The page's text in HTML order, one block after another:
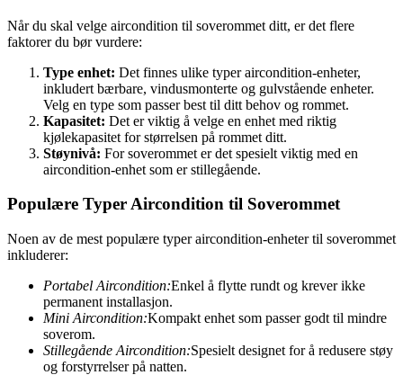
Når du skal velge aircondition til soverommet ditt, er det flere
faktorer du bør vurdere:
Type enhet: Det finnes ulike typer aircondition-enheter,
inkludert bærbare, vindusmonterte og gulvstående enheter.
Velg en type som passer best til ditt behov og rommet.
Kapasitet: Det er viktig å velge en enhet med riktig
kjølekapasitet for størrelsen på rommet ditt.
Støynivå: For soverommet er det spesielt viktig med en
aircondition-enhet som er stillegående.
Populære Typer Aircondition til Soverommet
Noen av de mest populære typer aircondition-enheter til soverommet
inkluderer:
Portabel Aircondition:Enkel å flytte rundt og krever ikke
permanent installasjon.
Mini Aircondition:Kompakt enhet som passer godt til mindre
soverom.
Stillegående Aircondition:Spesielt designet for å redusere støy
og forstyrrelser på natten.